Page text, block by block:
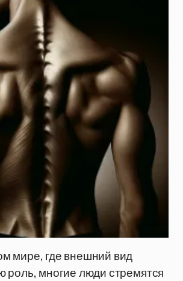
мире, где внешний вид
роль, многие люди стремятся